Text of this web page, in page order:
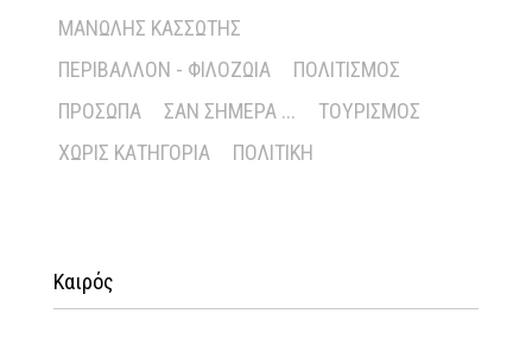
ΜΑΝΏΛΗΣ ΚΑΣΣΏΤΗΣ
ΠΕΡΙΒΆΛΛΟΝ - ΦΙΛΟΖΩΊΑ
ΠΟΛΙΤΙΣΜΌΣ
ΠΡΌΣΩΠΑ
ΣΑΝ ΣΉΜΕΡΑ ...
ΤΟΥΡΙΣΜΌΣ
ΧΩΡΊΣ ΚΑΤΗΓΟΡΊΑ
ΠΟΛΙΤΙΚΉ
Καιρός